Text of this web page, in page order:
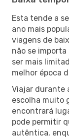
Esta tende a
ano mais
viagens de
não se
ser mais
melhor época
Viajar durante
escolha muito
encontrará
pode permitir
autêntica,